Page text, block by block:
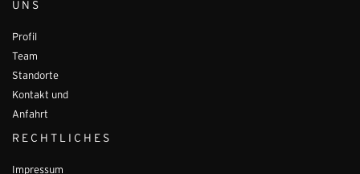
UNS
Profil
Team
Standorte
Kontakt und
Anfahrt
RECHTLICHES
Impressum